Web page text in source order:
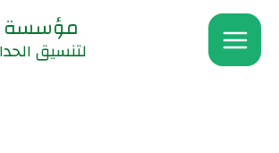
تخطي
المحتوى
مؤسسة
لتنسيق